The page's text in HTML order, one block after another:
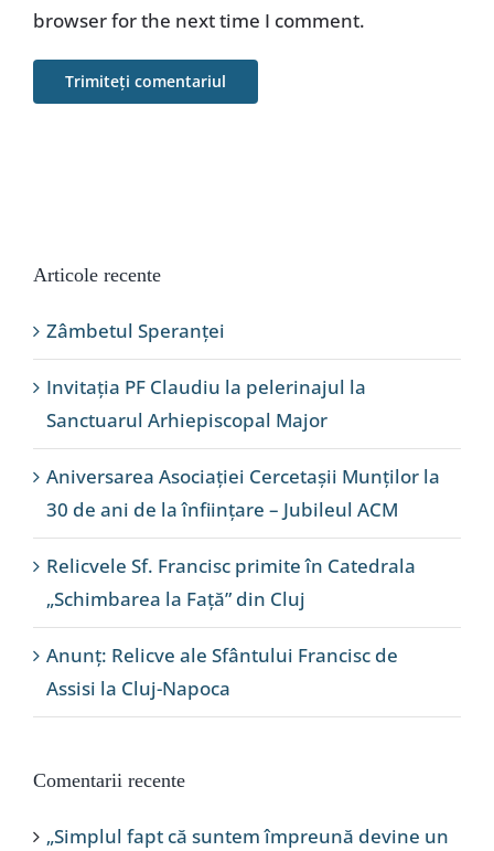
browser for the next time I comment.
Articole recente
Zâmbetul Speranței
Invitația PF Claudiu la pelerinajul la
Sanctuarul Arhiepiscopal Major
Aniversarea Asociației Cercetașii Munților la
30 de ani de la înființare – Jubileul ACM
Relicvele Sf. Francisc primite în Catedrala
„Schimbarea la Față” din Cluj
Anunț: Relicve ale Sfântului Francisc de
Assisi la Cluj-Napoca
Comentarii recente
„Simplul fapt că suntem împreună devine un